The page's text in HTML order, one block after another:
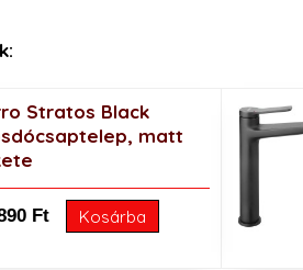
Stratos Black
matt
Ft Kosárba